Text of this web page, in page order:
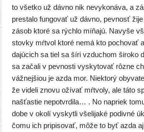
to všet­ko už dáv­no nik nevy­ko­ná­va, a
pre­sta­lo fun­go­vať už dáv­no, pev­nosť
zásob kto­ré sa rých­lo míňa­jú. Navyše
stov­ky mŕt­vol kto­ré nemá kto pocho­vať
da­jú­cich sa tiel sa šíri vzdu­chom širo­ko
sa zača­li v pev­nos­ti vysky­to­vať rôz­ne
váž­nej­ši­ou je azda mor. Niektorý
že vide­li zno­vu oží­vať mŕt­vo­ly, ale táto
našťas­tie nepo­tvr­di­la… . No napriek
dobe v oko­lí vyskyt­li vše­li­ja­ké podiv­né
čomu ich pri­pi­so­vať, môže to byť azda